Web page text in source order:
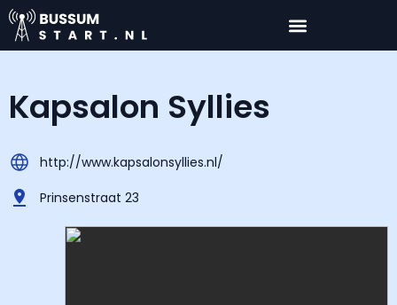
Kapsalon Syllies
http://www.kapsalonsyllies.nl/
Prinsenstraat 23